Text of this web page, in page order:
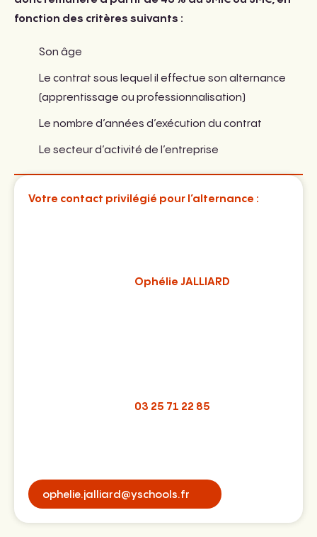
fonction des critères suivants :
Son âge
Le contrat sous lequel il effectue son alternance
(apprentissage ou professionnalisation)
Le nombre d’années d’exécution du contrat
Le secteur d’activité de l’entreprise
Votre contact privilégié pour l’alternance :
Ophélie JALLIARD
03 25 71 22 85
ophelie.jalliard@yschools.fr